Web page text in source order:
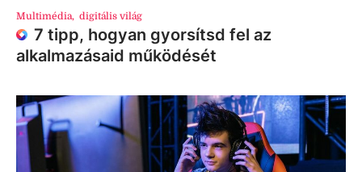
Multimédia, digitális világ
7 tipp, hogyan gyorsítsd fel az
alkalmazásaid működését